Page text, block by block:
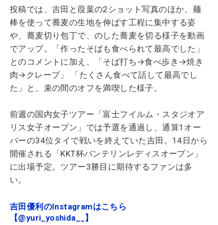
投稿では、吉田と葭葉の2ショット写真のほか、麺
棒を使って蕎麦の生地を伸ばす工程に集中する姿
や、蕎麦切り包丁で、のした蕎麦を切る様子を動画
でアップ。「作ったそばも食べられて最高でした」
とのコメントに加え、「そば打ち→食べ歩き→焼き
肉→クレープ」 「たくさん食べて話して最高でし
た」と、束の間のオフを満喫した様子。
前週の国内女子ツアー「富士フイルム・スタジオア
リス女子オープン」では予選を通過し、通算1オー
バーの34位タイで戦いを終えていた吉田。14日から
開催される「KKT杯バンテリンレディスオープン」
に出場予定。ツアー3勝目に期待するファンは多
い。
吉田優利のInstagramはこちら
【@yuri_yoshida__】